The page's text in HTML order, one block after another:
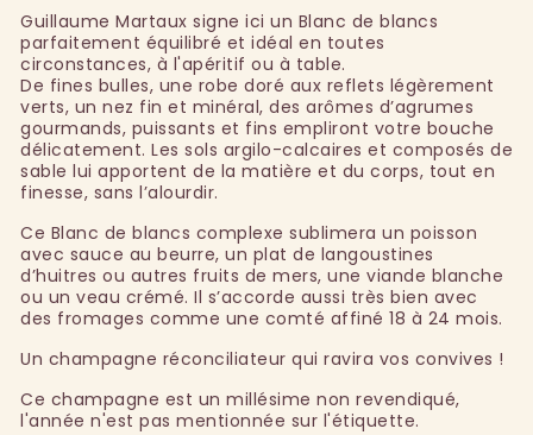
Guillaume Martaux signe ici un Blanc de blancs
parfaitement équilibré et idéal en toutes
circonstances, à l'apéritif ou à table.
De fines bulles, une robe doré aux reflets légèrement
verts, un nez fin et minéral, des arômes d’agrumes
gourmands, puissants et fins empliront votre bouche
délicatement. Les sols argilo-calcaires et composés de
sable lui apportent de la matière et du corps, tout en
finesse, sans l’alourdir.
Ce Blanc de blancs complexe sublimera un poisson
avec sauce au beurre, un plat de langoustines
d’huitres ou autres fruits de mers, une viande blanche
ou un veau crémé. Il s’accorde aussi très bien avec
des fromages comme une comté affiné 18 à 24 mois.
Un champagne réconciliateur qui ravira vos convives !
Ce champagne est un millésime non revendiqué,
l'année n'est pas mentionnée sur l'étiquette.